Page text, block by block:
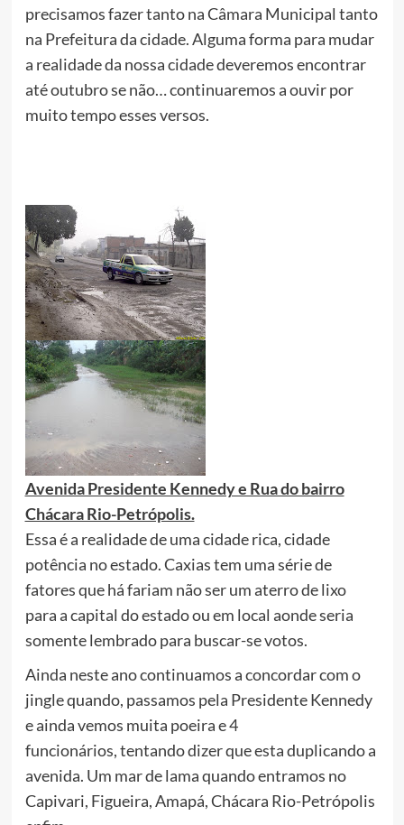
precisamos fazer tanto na Câmara Municipal tanto
na Prefeitura da cidade. Alguma forma para mudar
a realidade da nossa cidade deveremos encontrar
até outubro se não… continuaremos a ouvir por
muito tempo esses versos.
Avenida Presidente Kennedy e Rua do bairro
Chácara Rio-Petrópolis.
Essa é a realidade de uma cidade rica, cidade
potência no estado. Caxias tem uma série de
fatores que há fariam não ser um aterro de lixo
para a capital do estado ou em local aonde seria
somente lembrado para buscar-se votos.
Ainda neste ano continuamos a concordar com o
jingle quando, passamos pela Presidente Kennedy
e ainda vemos muita poeira e 4
funcionários, tentando dizer que esta duplicando a
avenida. Um mar de lama quando entramos no
Capivari, Figueira, Amapá, Chácara Rio-Petrópolis